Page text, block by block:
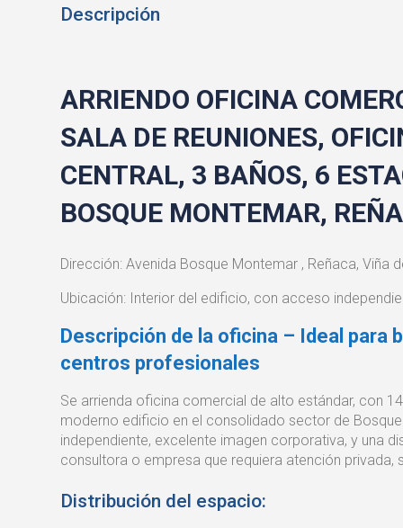
Descripción
ARRIENDO OFICINA
SALA DE REUNIONES,
CENTRAL, 3 BAÑOS, 6
BOSQUE MONTEMAR,
Dirección: Avenida Bosque Montemar , Reñaca, Viña
Ubicación: Interior del edificio, con acceso
Descripción de la oficina – Ideal para
centros profesionales
Se arrienda oficina comercial de alto estándar, con
moderno edificio en el consolidado sector de
independiente, excelente imagen corporativa, y una
consultora o empresa que requiera atención
Distribución del espacio: